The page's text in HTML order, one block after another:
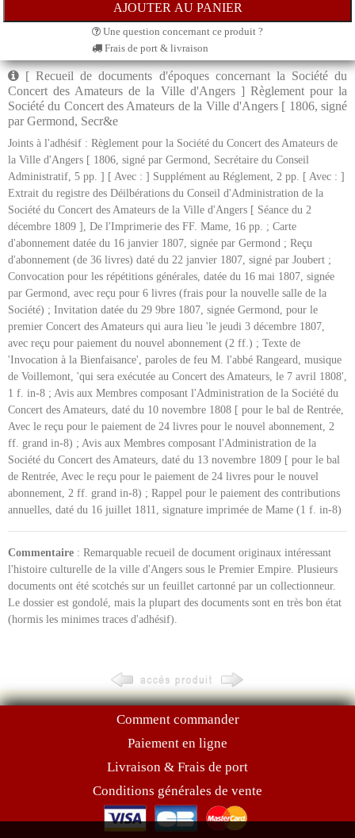
Une question concernant ce produit ?
Frais de port & livraison
[ Recueil de documents d'époques concernant la Société du
Concert des Amateurs de la Ville d'Angers ] Règlement pour la
Société du Concert des Amateurs de la Ville d'Angers [ 1806, signé
par Germond, Secr&e
Joints à l'adhésif : Règlement pour la Société du Concert des Amateurs de
la Ville d'Angers [ 1806, signé par Germond, Secrétaire du Conseil
Administratif, 5 pp. ] [ Avec : ] Supplément au Réglement, 2 pp. [ Avec : ]
Extrait du registre des Déilbérations du Conseil d'Administration de la
Société du Concert des Amateurs de la Ville d'Angers [ Séance du 2
décembre 1809 ], De l'Imprimerie des FF. Mame, 16 pp. ; Carte
d'abonnement datée du 16 janvier 1807, signée par Germond ; Reçu
d'abonnement (de 36 livres) daté du 22 janvier 1807, signé par Joubert ;
Convocation pour les répétitions générales, datée du 16 mai 1807, signée
par Germond, avec reçu pour 6 livres (frais pour la nouvelle salle de la
Société) ; Invitation datée du 29 9bre 1807, signée Germond, pour le
premier Concert des Amateurs qui aura lieu 'le jeudi 3 décembre 1807,
avec reçu pour paiement du nouvel abonnement (2 ff.) ; Texte de
'Invocation à la Bienfaisance', paroles de feu M. l'abbé Rangeard, musique
de Voillemont, 'qui sera exécutée au Concert des Amateurs, le 7 avril 1808',
1 f. in-8 ; Avis aux Membres composant l'Administration de la Société du
Concert des Amateurs, daté du 10 novembre 1808 [ pour le bal de Rentrée,
Avec le reçu pour le paiement de 24 livres pour le nouvel abonnement, 2
ff. grand in-8) ; Avis aux Membres composant l'Administration de la
Société du Concert des Amateurs, daté du 13 novembre 1809 [ pour le bal
de Rentrée, Avec le reçu pour le paiement de 24 livres pour le nouvel
abonnement, 2 ff. grand in-8) ; Rappel pour le paiement des contributions
annuelles, daté du 16 juillet 1811, signature imprimée de Mame (1 f. in-8)
Commentaire : Remarquable recueil de document originaux intéressant
l'histoire culturelle de la ville d'Angers sous le Premier Empire. Plusieurs
documents ont été scotchés sur un feuillet cartonné par un collectionneur.
Le dossier est gondolé, mais la plupart des documents sont en très bon état
(hormis les minimes traces d'adhésif).
Comment commander
Paiement en ligne
Livraison & Frais de port
Conditions générales de vente